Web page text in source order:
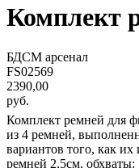
Комплект
БДСМ арсенал
FS02569
2390,00
руб.
Комплект ремней для
из 4 ремней,
вариантов того, как
ремней 2,5см,